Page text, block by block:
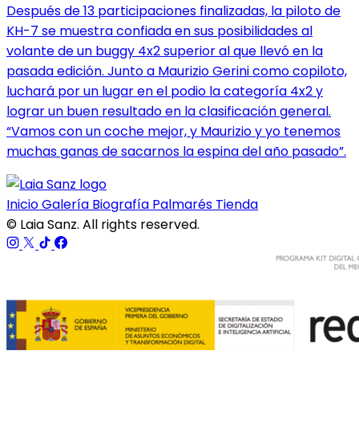
Después de 13 participaciones finalizadas, la piloto de
KH-7 se muestra confiada en sus posibilidades al
volante de un buggy 4x2 superior al que llevó en la
pasada edición. Junto a Maurizio Gerini como copiloto,
luchará por un lugar en el podio la categoría 4x2 y
lograr un buen resultado en la clasificación general.
“Vamos con un coche mejor, y Maurizio y yo tenemos
muchas ganas de sacarnos la espina del año pasado”.
InicioGalería Biografía Palmarés Tienda
© Laia Sanz. All rights reserved.